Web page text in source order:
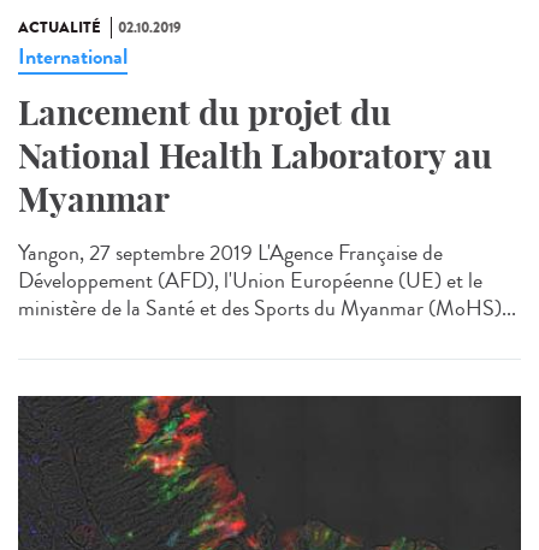
ACTUALITÉ 02.10.2019
International
Lancement du projet du
National Health Laboratory au
Myanmar
Yangon, 27 septembre 2019 L'Agence Française de
Développement (AFD), l'Union Européenne (UE) et le
ministère de la Santé et des Sports du Myanmar (MoHS)...